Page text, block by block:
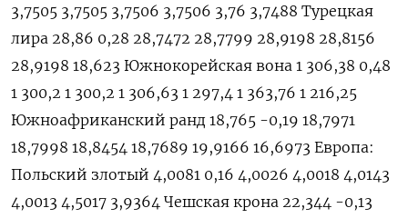
3,7505 3,7505 3,7506 3,7506 3,76 3,7488 Турецкая
лира 28,86 0,28 28,7472 28,7799 28,9198 28,8156
28,9198 18,623 Южнокорейская вона 1 306,38 0,48
1 300,2 1 300,2 1 306,63 1 297,4 1 363,76 1 216,25
Южноафриканский ранд 18,765 -0,19 18,7971
18,7998 18,8454 18,7689 19,9166 16,6973 Европа:
Польский злотый 4,0081 0,16 4,0026 4,0018 4,0143
4,0013 4,5017 3,9364 Чешская крона 22,344 -0,13